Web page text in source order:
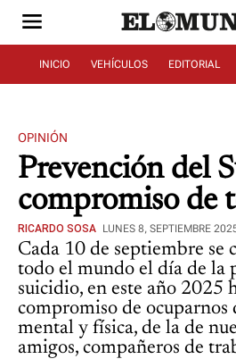
INICIO VEHÍCULOS EDITORIAL
OPINIÓN
Prevención del
compromiso de
RICARDO SOSA LUNES 8, SEPTIEMBRE
Cada 10 de septiembre se
todo el mundo el día de la
suicidio, en este año 2025
compromiso de ocuparnos
mental y física, de la de
amigos, compañeros de